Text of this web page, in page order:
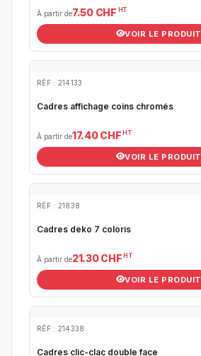
À partir de7.50 CHF HT
VOIR LE PRODUIT
RÉF : 214133
Cadres affichage coins chromés
À partir de17.40 CHF HT
VOIR LE PRODUIT
RÉF : 21838
Cadres deko 7 coloris
À partir de21.30 CHF HT
VOIR LE PRODUIT
RÉF : 214338
Cadres clic-clac double face